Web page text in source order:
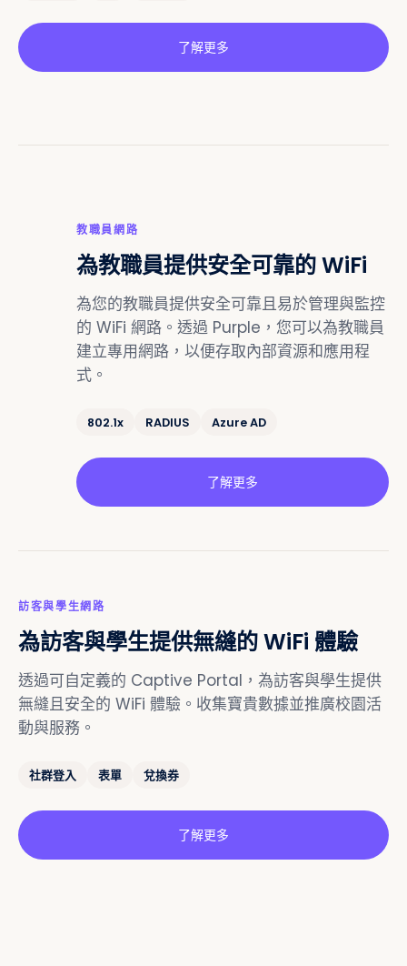
了解更多
教職員網路
為教職員提供安全可靠的 WiFi
為您的教職員提供安全可靠且易於管理與監控
的 WiFi 網路。透過 Purple，您可以為教職員
建立專用網路，以便存取內部資源和應用程
式。
802.1x RADIUS Azure AD
了解更多
訪客與學生網路
為訪客與學生提供無縫的 WiFi 體驗
透過可自定義的 Captive Portal，為訪客與學生提供
無縫且安全的 WiFi 體驗。收集寶貴數據並推廣校園活
動與服務。
社群登入 表單 兌換券
了解更多